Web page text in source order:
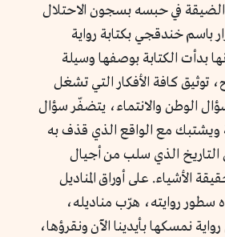
في حبسه بسجون الاحتلال
باسم خندقجي بكتابة رواية
بدأت الكتابة بوصفها وسيلة
توثيق كافة الأفكار التي تشغل
الوطن والانتماء، يتضفّر سؤال
ويشتبك مع الواقع الذي قذف به
الذي سلب من أجيال
الأشياء. على أوراق المناديل
روايته، هرّب مناديله،
نمسكها بأيدينا الآن ونقرؤها،